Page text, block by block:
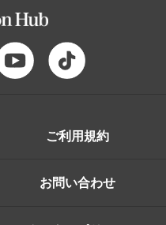
ご利用規約
お問い合わせ